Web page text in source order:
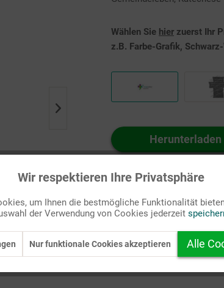
Wählen Sie hier zuerst Ihr
z.B. Farbe-Grafik,
Herunterladen
Wir respektieren Ihre Privatsphäre
um Ihnen die bestmögliche Funktionalität
der Verwendung von Cookies jederzeit
Nur funktionale Cookies akzeptieren Alle